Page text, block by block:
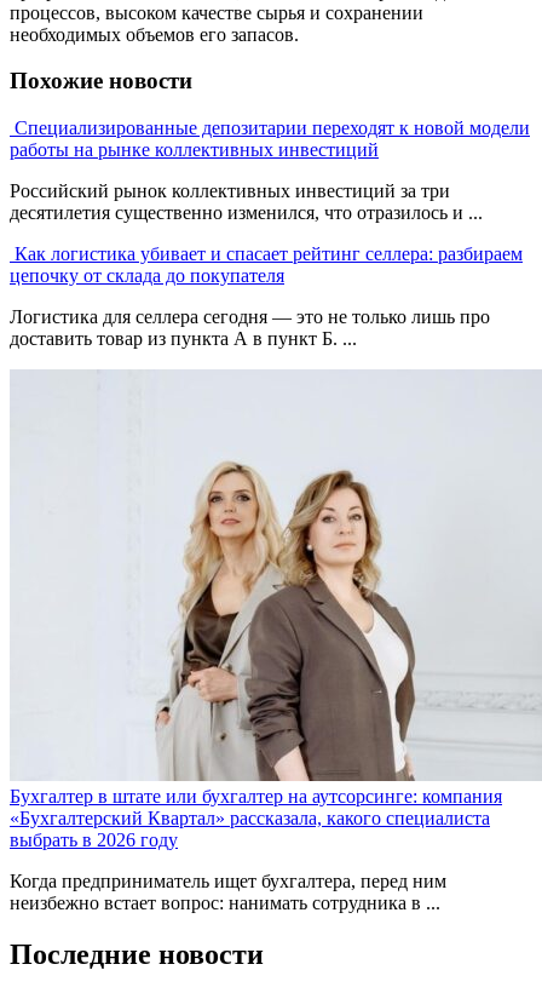
процессов, высоком качестве сырья и сохранении
необходимых объемов его запасов.
Похожие новости
Специализированные депозитарии переходят к новой модели
работы на рынке коллективных инвестиций
Российский рынок коллективных инвестиций за три
десятилетия существенно изменился, что отразилось и ...
Как логистика убивает и спасает рейтинг селлера: разбираем
цепочку от склада до покупателя
Логистика для селлера сегодня — это не только лишь про
доставить товар из пункта А в пункт Б. ...
Бухгалтер в штате или бухгалтер на аутсорсинге: компания
«Бухгалтерский Квартал» рассказала, какого специалиста
выбрать в 2026 году
Когда предприниматель ищет бухгалтера, перед ним
неизбежно встает вопрос: нанимать сотрудника в ...
Последние новости